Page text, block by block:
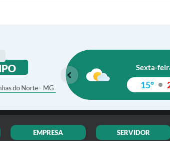
Sexta-
15º
EMPRESA SERVIDOR